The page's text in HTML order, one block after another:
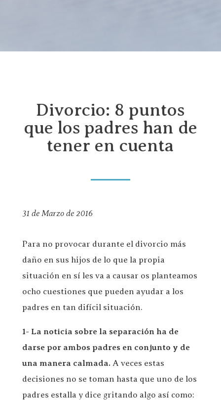
Divorcio: 8 puntos
que los padres han de
tener en cuenta
31 de Marzo de 2016
Para no provocar durante el divorcio más
daño en sus hijos de lo que la propia
situación en sí les va a causar os planteamos
ocho cuestiones que pueden ayudar a los
padres en tan difícil situación.
1- La noticia sobre la separación ha de
darse por ambos padres en conjunto y de
una manera calmada.A veces estas
decisiones no se toman hasta que uno de los
padres estalla y dice gritando algo así como: